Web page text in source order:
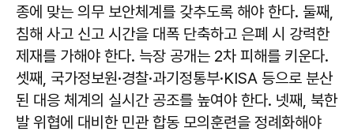
종에 맞는 의무 보안체계를 갖추도록 해야 한다. 둘째,
침해 사고 신고 시간을 대폭 단축하고 은폐 시 강력한
제재를 가해야 한다. 늑장 공개는 2차 피해를 키운다.
셋째, 국가정보원·경찰·과기정통부·KISA 등으로 분산
된 대응 체계의 실시간 공조를 높여야 한다. 넷째, 북한
발 위협에 대비한 민관 합동 모의훈련을 정례화해야